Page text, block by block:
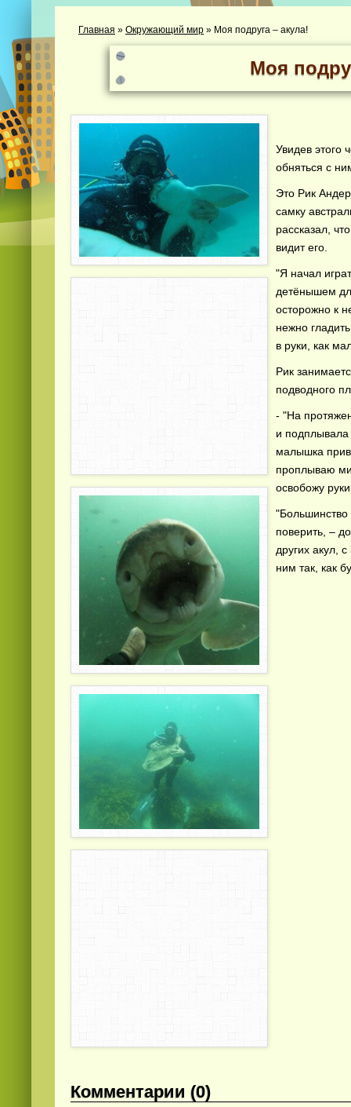
Главная » Окружающий мир » Моя подруга – акула!
Моя
Увидев этого
обняться с
Это Рик
самку
рассказал,
видит его.
"Я начал
детёнышем
осторожно к
нежно
в руки, как
Рик
подводного
- "На
и подплывала
малышка
проплываю
освобожу
"Большинство
поверить, –
других акул,
ним так, как
Комментарии (0)
онлайн